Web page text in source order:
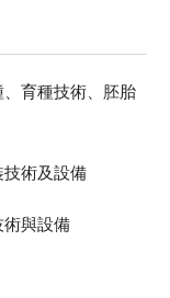
育種技術、胚胎
術及設備
術與設備